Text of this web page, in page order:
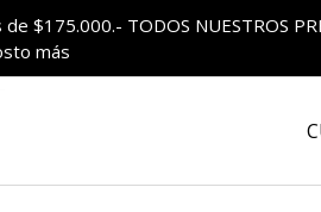
TODOS NUESTROS
más